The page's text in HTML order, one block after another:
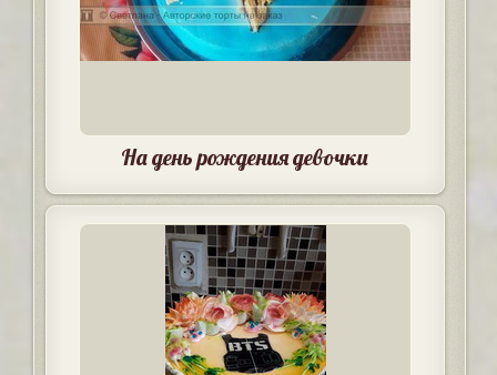
На день рождения девочки